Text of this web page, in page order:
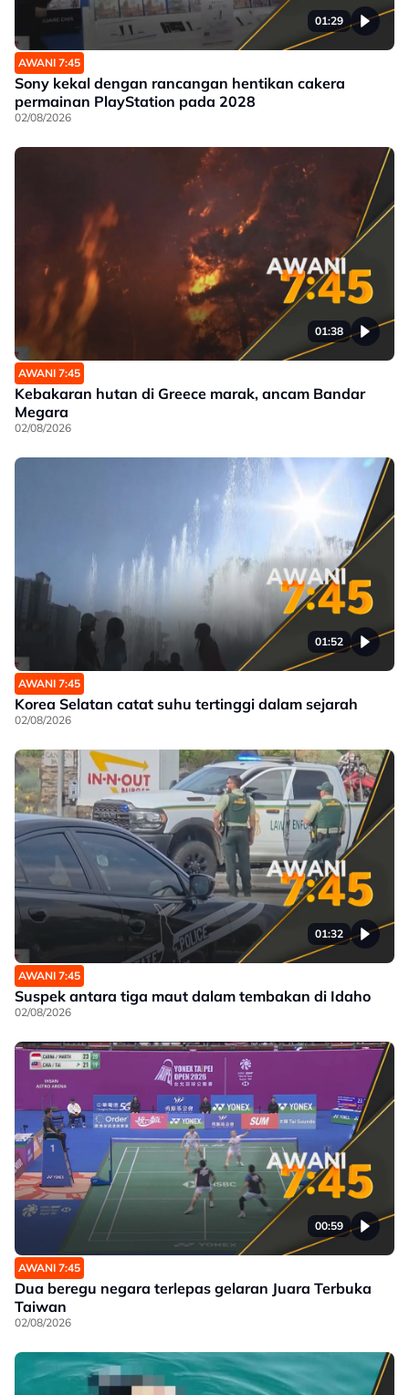
01:29
AWANI 7:45
Sony kekal dengan rancangan hentikan cakera
permainan PlayStation pada 2028
02/08/2026
01:38
AWANI 7:45
Kebakaran hutan di Greece marak, ancam Bandar
Megara
02/08/2026
01:52
AWANI 7:45
Korea Selatan catat suhu tertinggi dalam sejarah
02/08/2026
01:32
AWANI 7:45
Suspek antara tiga maut dalam tembakan di Idaho
02/08/2026
00:59
AWANI 7:45
Dua beregu negara terlepas gelaran Juara Terbuka
Taiwan
02/08/2026